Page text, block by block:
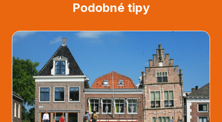
Podobné tipy